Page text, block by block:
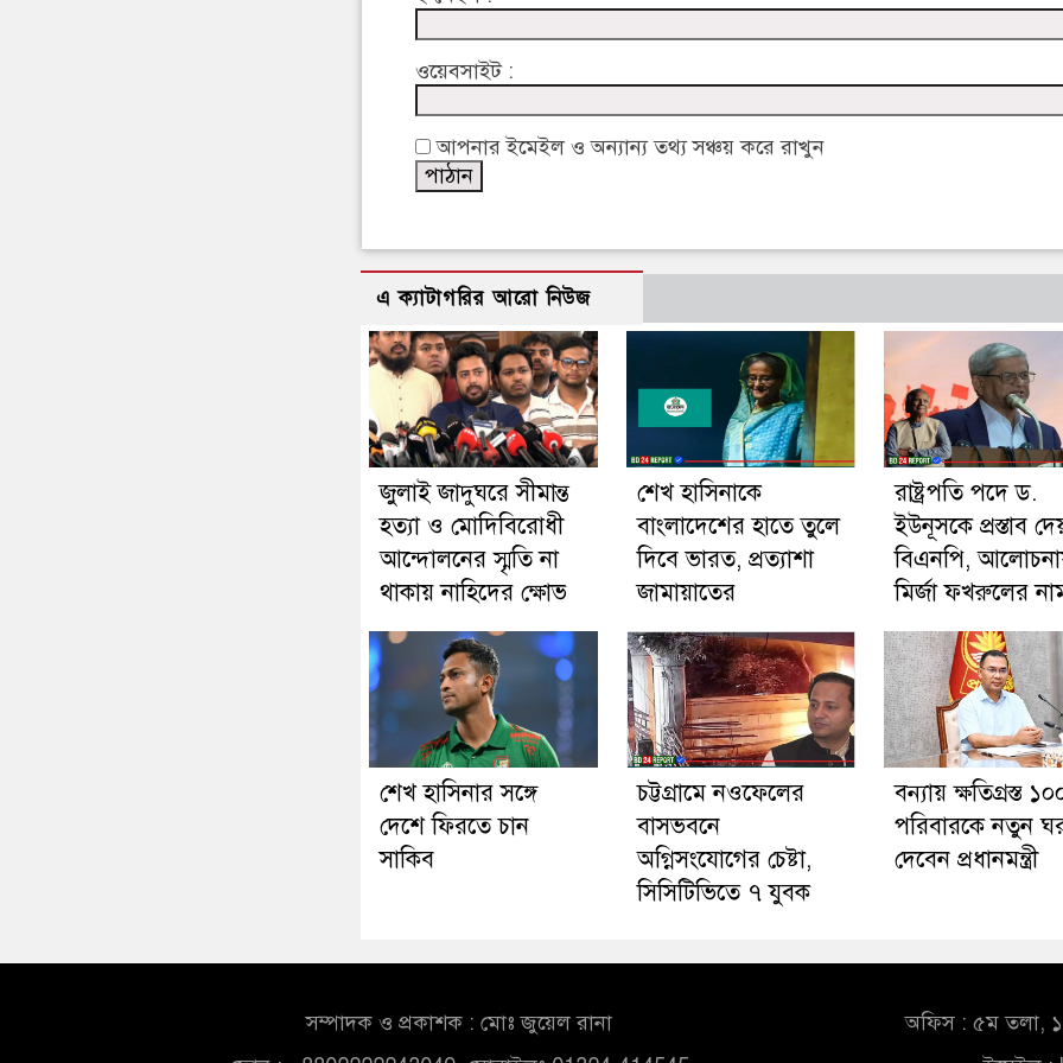
ওয়েবসাইট :
আপনার ইমেইল ও অন্যান্য তথ্য সঞ্চয় করে রাখুন
এ ক্যাটাগরির আরো নিউজ
জুলাই জাদুঘরে সীমান্ত
হত্যা ও মোদিবিরোধী
আন্দোলনের স্মৃতি না
থাকায় নাহিদের ক্ষোভ
শেখ হাসিনাকে
বাংলাদেশের হাতে তুলে
দিবে ভারত, প্রত্যাশা
জামায়াতের
রাষ্ট্রপতি পদে ড.
ইউনূসকে প্রস্তাব
বিএনপি,
মির্জা ফখরুলের
শেখ হাসিনার সঙ্গে
দেশে ফিরতে চান
সাকিব
চট্টগ্রামে নওফেলের
বাসভবনে
অগ্নিসংযোগের চেষ্টা,
সিসিটিভিতে ৭ যুবক
বন্যায় ক্ষতিগ্রস্ত
পরিবারকে নতুন
দেবেন প্রধানমন্ত্রী
সম্পাদক ও প্রকাশক : মোঃ জুয়েল রানা
অফিস : ৫ম তলা,